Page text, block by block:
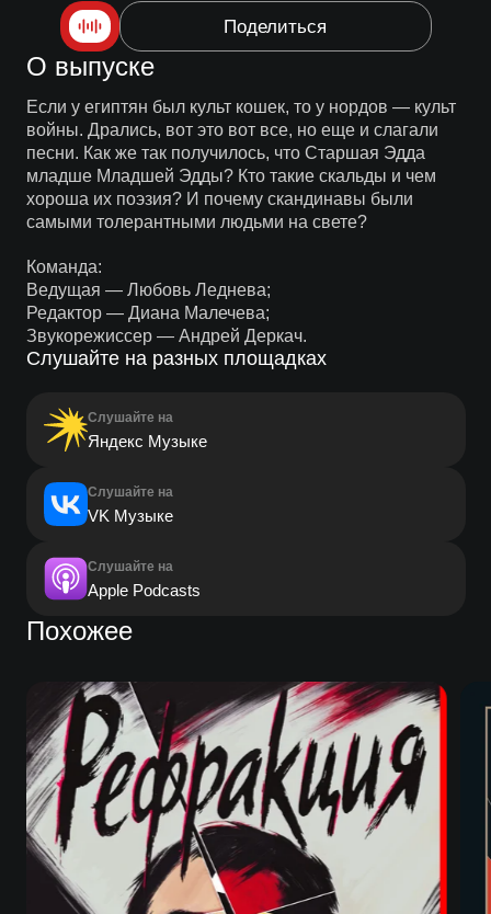
Поделиться
О выпуске
Если у египтян был культ кошек, то у нордов — культ
войны. Дрались, вот это вот все, но еще и слагали
песни. Как же так получилось, что Старшая Эдда
младше Младшей Эдды? Кто такие скальды и чем
хороша их поэзия? И почему скандинавы были
самыми толерантными людьми на свете?
Команда:
Ведущая — Любовь Леднева;
Редактор — Диана Малечева;
Звукорежиссер — Андрей Деркач.
Слушайте на разных площадках
Слушайте на
Яндекс Музыке
Слушайте на
VK Музыке
Слушайте на
Apple Podcasts
Похожее